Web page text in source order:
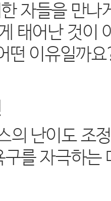
자들을 만나
태어난 것이
떤 이유일까요
의 난이도 조정
구를 자극하는